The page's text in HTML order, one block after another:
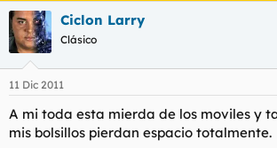
Ciclon Larry
Clásico
11 Dic 2011
A mi toda esta mierda de los moviles y
mis bolsillos pierdan espacio totalmente.